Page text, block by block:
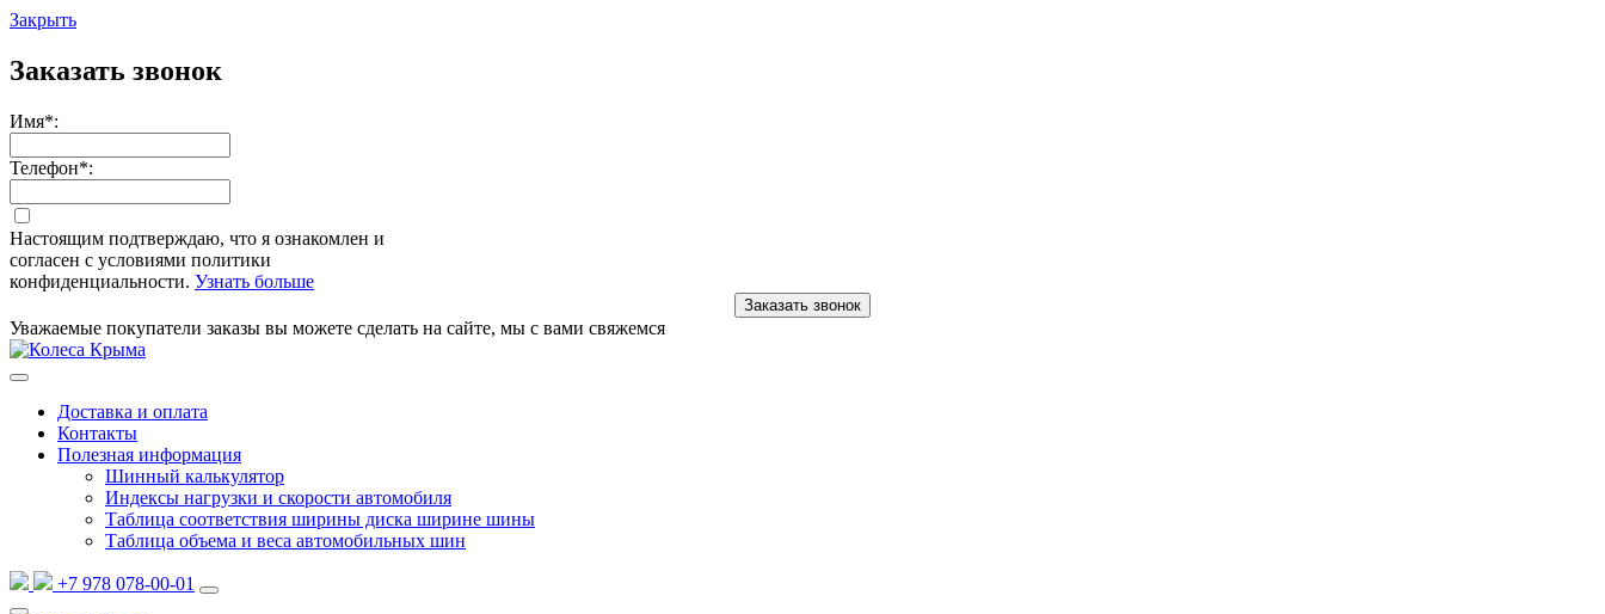
Закрыть
Заказать звонок
Имя*:
Телефон*:
Настоящим подтверждаю, что я ознакомлен и
согласен с условиями политики
конфиденциальности. Узнать больше
Заказать звонок
Уважаемые покупатели заказы вы можете сделать на сайте, мы с вами свяжемся
Доставка и оплата
Контакты
Полезная информация
Шинный калькулятор
Индексы нагрузки и скорости автомобиля
Таблица соответствия ширины диска ширине шины
Таблица объема и веса автомобильных шин
+7 978 078-00-01